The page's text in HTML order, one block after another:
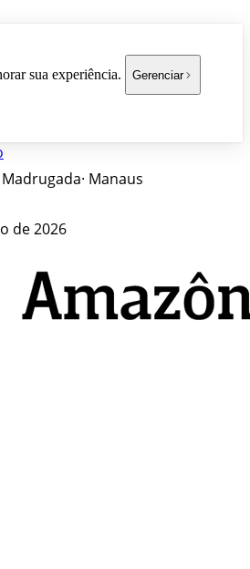
sua experiência. Gerenciar
Madrugada· Manaus
de 2026